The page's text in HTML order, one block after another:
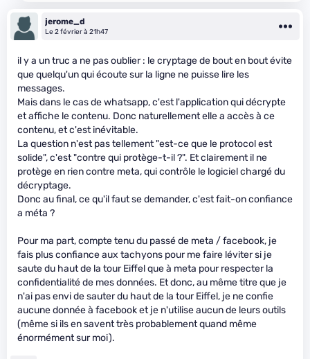
jerome_d
Le 2 février à 21h47
il y a un truc a ne pas oublier : le cryptage de bout en bout évite
que quelqu'un qui écoute sur la ligne ne puisse lire les
messages.
Mais dans le cas de whatsapp, c'est l'application qui décrypte
et affiche le contenu. Donc naturellement elle a accès à ce
contenu, et c'est inévitable.
La question n'est pas tellement "est-ce que le protocol est
solide", c'est "contre qui protège-t-il ?". Et clairement il ne
protège en rien contre meta, qui contrôle le logiciel chargé du
décryptage.
Donc au final, ce qu'il faut se demander, c'est fait-on confiance
a méta ?
Pour ma part, compte tenu du passé de meta / facebook, je
fais plus confiance aux tachyons pour me faire léviter si je
saute du haut de la tour Eiffel que à meta pour respecter la
confidentialité de mes données. Et donc, au même titre que je
n'ai pas envi de sauter du haut de la tour Eiffel, je ne confie
aucune donnée à facebook et je n'utilise aucun de leurs outils
(même si ils en savent très probablement quand même
énormément sur moi).